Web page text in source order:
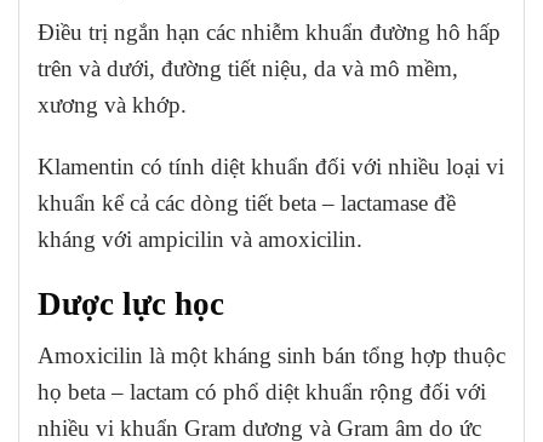
Điều trị ngắn hạn các nhiễm khuẩn đường hô hấp
trên và dưới, đường tiết niệu, da và mô mềm,
xương và khớp.
Klamentin có tính diệt khuẩn đối với nhiều loại vi
khuẩn kể cả các dòng tiết beta – lactamase đề
kháng với ampicilin và amoxicilin.
Dược lực học
Amoxicilin là một kháng sinh bán tổng hợp thuộc
họ beta – lactam có phổ diệt khuẩn rộng đối với
nhiều vi khuẩn Gram dương và Gram âm do ức